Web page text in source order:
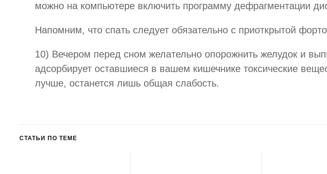
можно на компьютере включить программу дефрагментации
Напомним, что спать следует обязательно с приоткрытой
10) Вечером перед сном желательно опорожнить желудок и
адсорбирует оставшиеся в вашем кишечнике токсические
лучше, останется лишь общая слабость.
СТАТЬИ ПО ТЕМЕ